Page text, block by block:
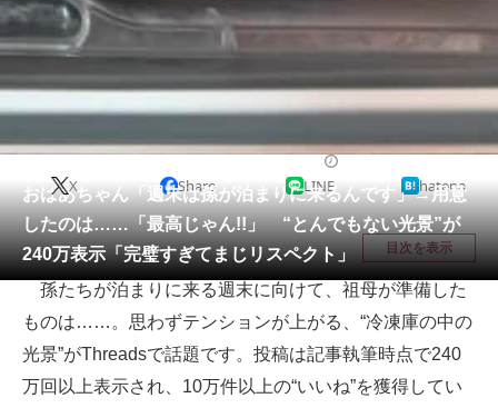
エンタメ クイズ
グルメ
動物 リサーチ
会員記事
メディア
注目記事を集めた総合ページ
ITの今と未来を見通す
スマホと通信の最新トレンド
おばあちゃん「週末は孫が泊まりに来るんです」→用意
したのは……「最高じゃん!!」 “とんでもない光景”が
240万表示「完璧すぎてまじリスペクト」
X Share LINE hatena
目次を表示
孫たちが泊まりに来る週末に向けて、祖母が準備した
ものは……。思わずテンションが上がる、“冷凍庫の中の
光景”がThreadsで話題です。投稿は記事執筆時点で240
万回以上表示され、10万件以上の“いいね”を獲得してい